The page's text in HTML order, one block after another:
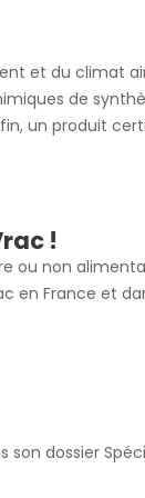
et du climat
de
un produit
!
ou non
en France et
dossier